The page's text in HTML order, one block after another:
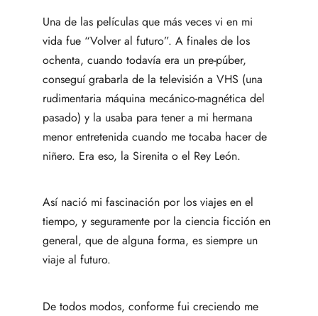
Una de las películas que más veces vi en mi
vida fue “Volver al futuro”. A finales de los
ochenta, cuando todavía era un pre-púber,
conseguí grabarla de la televisión a VHS (una
rudimentaria máquina mecánico-magnética del
pasado) y la usaba para tener a mi hermana
menor entretenida cuando me tocaba hacer de
niñero. Era eso, la Sirenita o el Rey León.
Así nació mi fascinación por los viajes en el
tiempo, y seguramente por la ciencia ficción en
general, que de alguna forma, es siempre un
viaje al futuro.
De todos modos, conforme fui creciendo me